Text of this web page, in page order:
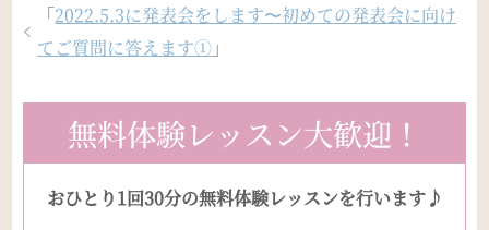
「2022.5.3に発表会をします〜初めての発表会に向け
てご質問に答えます① 」
無料体験レッスン大歓迎！
おひとり1回30分の無料体験レッスンを行います♪